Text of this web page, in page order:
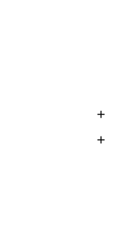

